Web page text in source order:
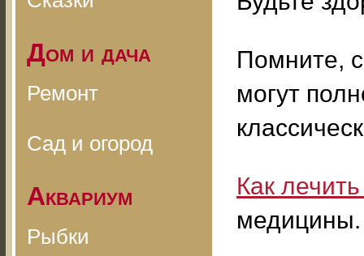
Дом и дача
Ремонт
Сад и огород
Аквариум
Рыбки
Помните,
могут
Как
медицины.